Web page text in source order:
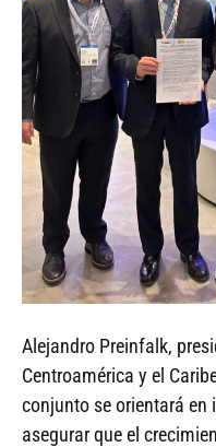
Alejandro Preinfalk,
Centroamérica y el
conjunto se orientará
asegurar que el